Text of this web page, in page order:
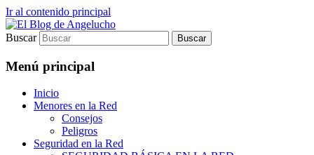
Ir al contenido principal
El Blog de Angelucho
Blog sobre Seguridad en Internet para el
Internauta básico
Buscar
Menú principal
Inicio
Menores en la Red
Consejos
Peligros
Seguridad en la Red